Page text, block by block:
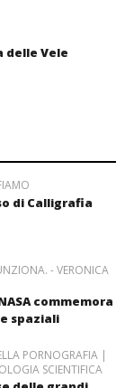
delle Vele
di Calligrafia
- VERONICA
commemora
spaziali
PORNOGRAFIA |
SCIENTIFICA